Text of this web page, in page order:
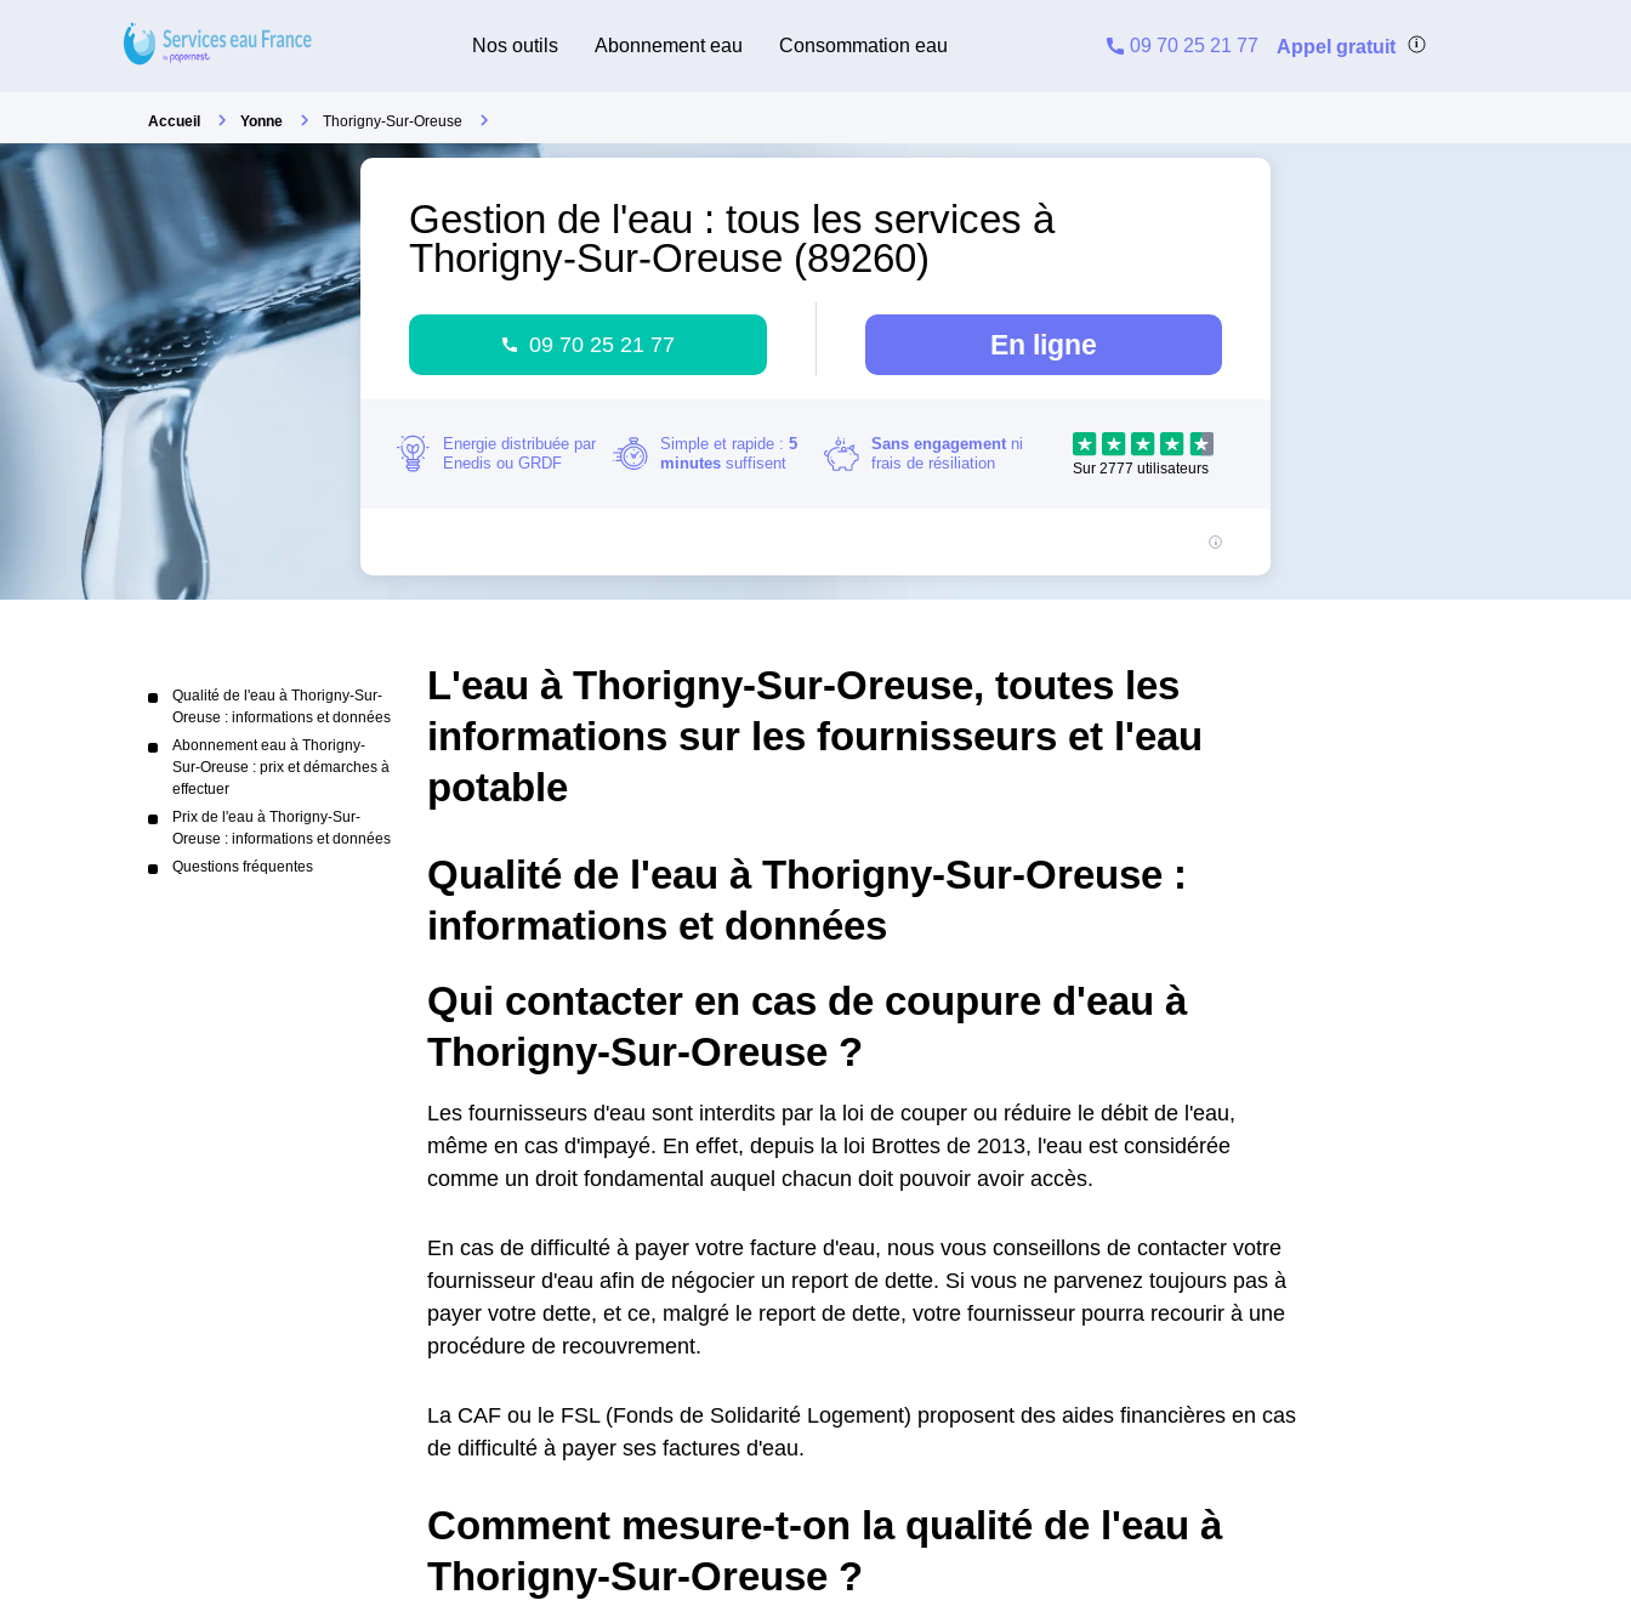
Nos outils Abonnement eau Consommation eau 09 70 25 21 77 Appel gratuit
Accueil Yonne Thorigny-Sur-Oreuse
Gestion de l'eau : tous les services à
Thorigny-Sur-Oreuse (89260)
09 70 25 21 77 En ligne
Energie distribuée par
Enedis ou GRDF
Simple et rapide : 5
minutessuffisent
Sans engagementni
frais de résiliation
Sur 2777 utilisateurs
Qualité de l'eau à Thorigny-Sur-
Oreuse : informations et données
Abonnement eau à Thorigny-
Sur-Oreuse : prix et démarches à
effectuer
Prix de l'eau à Thorigny-Sur-
Oreuse : informations et données
Questions fréquentes
L'eau à Thorigny-Sur-Oreuse, toutes les
informations sur les fournisseurs et l'eau
potable
Qualité de l'eau à Thorigny-Sur-Oreuse :
informations et données
Qui contacter en cas de coupure d'eau à
Thorigny-Sur-Oreuse ?
Les fournisseurs d'eau sont interdits par la loi de couper ou réduire le débit de l'eau,
même en cas d'impayé. En effet, depuis la loi Brottes de 2013, l'eau est considérée
comme un droit fondamental auquel chacun doit pouvoir avoir accès.
En cas de difficulté à payer votre facture d'eau, nous vous conseillons de contacter votre
fournisseur d'eau afin de négocier un report de dette. Si vous ne parvenez toujours pas à
payer votre dette, et ce, malgré le report de dette, votre fournisseur pourra recourir à une
procédure de recouvrement.
La CAF ou le FSL (Fonds de Solidarité Logement) proposent des aides financières en cas
de difficulté à payer ses factures d'eau.
Comment mesure-t-on la qualité de l'eau à
Thorigny-Sur-Oreuse ?